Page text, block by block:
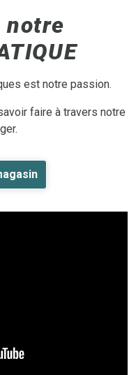
notre
est notre passion.
faire à travers notre